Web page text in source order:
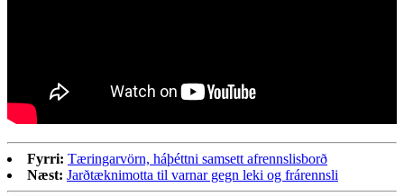
Fyrri: Tæringarvörn, háþéttni samsett afrennslisborð
Næst: Jarðtæknimotta til varnar gegn leki og frárennsli